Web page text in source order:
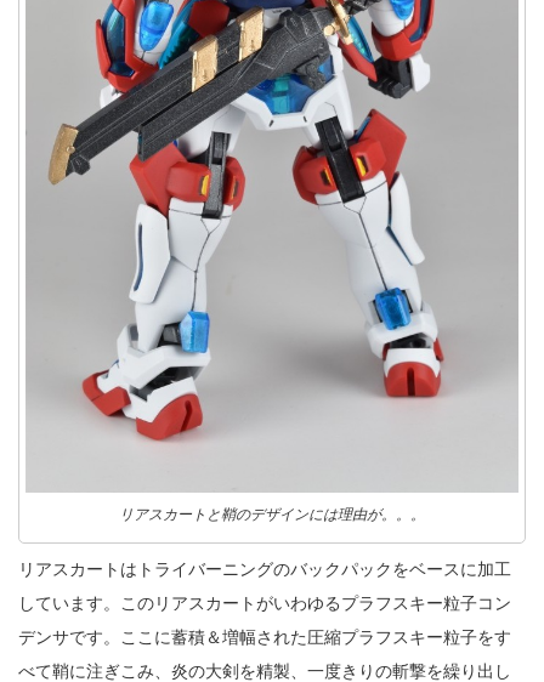
リアスカートと鞘のデザインには理由が。。。
リアスカートはトライバーニングのバックパックをベースに加工
しています。このリアスカートがいわゆるプラフスキー粒子コン
デンサです。ここに蓄積＆増幅された圧縮プラフスキー粒子をす
べて鞘に注ぎこみ、炎の大剣を精製、一度きりの斬撃を繰り出し